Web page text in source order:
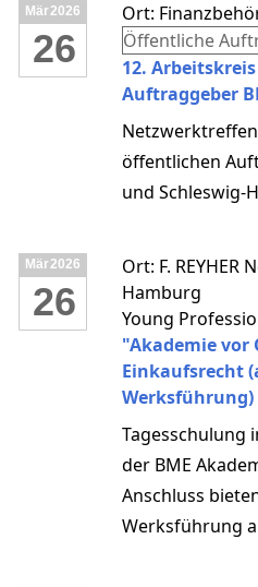
Benchmarking
Global Sourcing
Intelligenz.
Mär2026
26
Ort:
Öffentliche
12.
Auftraggeber
öffentlichen
und Schleswig-
Mär2026
26
Ort: F. REYHER
Hamburg
Young
"Akademie vor
Einkaufsrecht
Werksführung)
Tagesschulung
der BME
Anschluss
Werksführung an (ca. 1